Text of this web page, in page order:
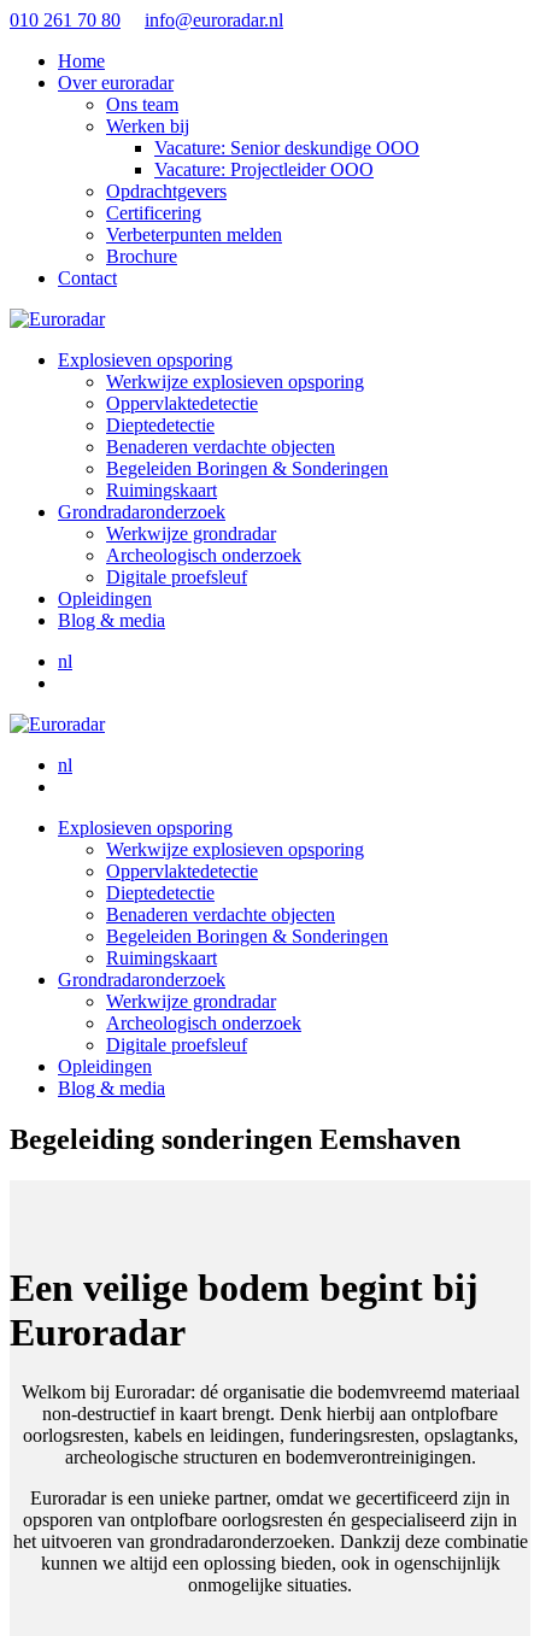
010 261 70 80
info@euroradar.nl
Home
Over euroradar
Ons team
Werken bij
Vacature: Senior deskundige OOO
Vacature: Projectleider OOO
Opdrachtgevers
Certificering
Verbeterpunten melden
Brochure
Contact
Explosieven opsporing
Werkwijze explosieven opsporing
Oppervlaktedetectie
Dieptedetectie
Benaderen verdachte objecten
Begeleiden Boringen & Sonderingen
Ruimingskaart
Grondradaronderzoek
Werkwijze grondradar
Archeologisch onderzoek
Digitale proefsleuf
Opleidingen
Blog & media
nl
nl
Explosieven opsporing
Werkwijze explosieven opsporing
Oppervlaktedetectie
Dieptedetectie
Benaderen verdachte objecten
Begeleiden Boringen & Sonderingen
Ruimingskaart
Grondradaronderzoek
Werkwijze grondradar
Archeologisch onderzoek
Digitale proefsleuf
Opleidingen
Blog & media
Begeleiding sonderingen Eemshaven
Een veilige bodem begint bij
Euroradar
Welkom bij Euroradar: dé organisatie die bodemvreemd materiaal
non-destructief in kaart brengt. Denk hierbij aan ontplofbare
oorlogsresten, kabels en leidingen, funderingsresten, opslagtanks,
archeologische structuren en bodemverontreinigingen.
Euroradar is een unieke partner, omdat we gecertificeerd zijn in
opsporen van ontplofbare oorlogsresten én gespecialiseerd zijn in
het uitvoeren van grondradaronderzoeken. Dankzij deze combinatie
kunnen we altijd een oplossing bieden, ook in ogenschijnlijk
onmogelijke situaties.